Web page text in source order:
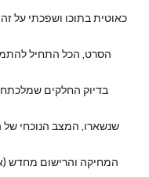
כאוטית בתוכו ושפכתי על
הסרט, הכל התחיל
בדיוק החלקים
שנשארו, המצב הנוכחי של
".המחיקה והרישום מחדש